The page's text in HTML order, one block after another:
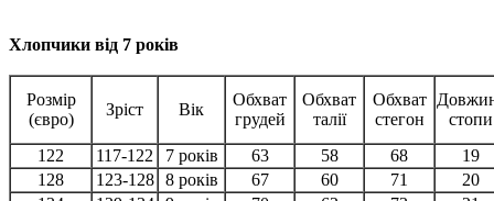
Хлопчики від 7 років
Розмір
(євро)
Зріст Вік
Обхват
грудей
Обхват
талії
Обхват
стегон
стопи
122
117-122 7 років 63 58 68
19
128
123-128 8 років 67 60 71
20